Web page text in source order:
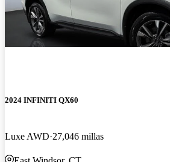
2024 INFINITI QX60
Luxe AWD 27,046 millas